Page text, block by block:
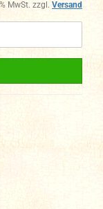
MwSt. zzgl. Versand